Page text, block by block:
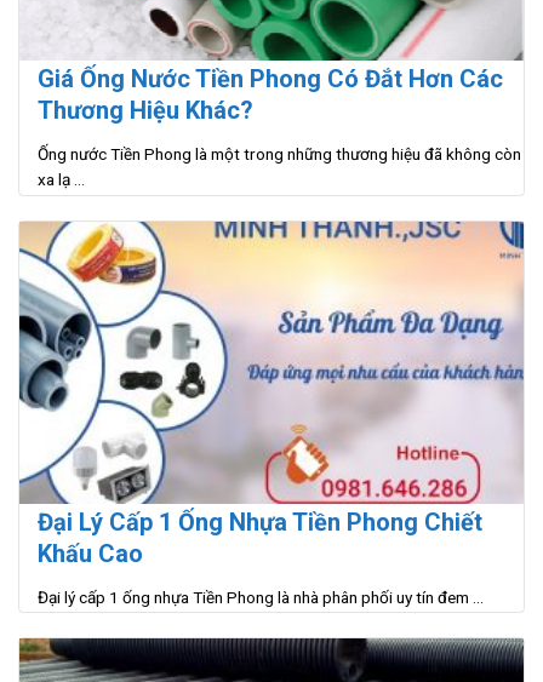
Giá Ống Nước Tiền Phong Có Đắt Hơn Các
Thương Hiệu Khác?
Ống nước Tiền Phong là một trong những thương hiệu đã không còn
xa lạ ...
Đại Lý Cấp 1 Ống Nhựa Tiền Phong Chiết
Khấu Cao
Đại lý cấp 1 ống nhựa Tiền Phong là nhà phân phối uy tín đem ...